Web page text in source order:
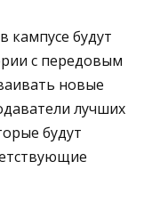
кампусе будут
с передовым
новые
лучших
будут